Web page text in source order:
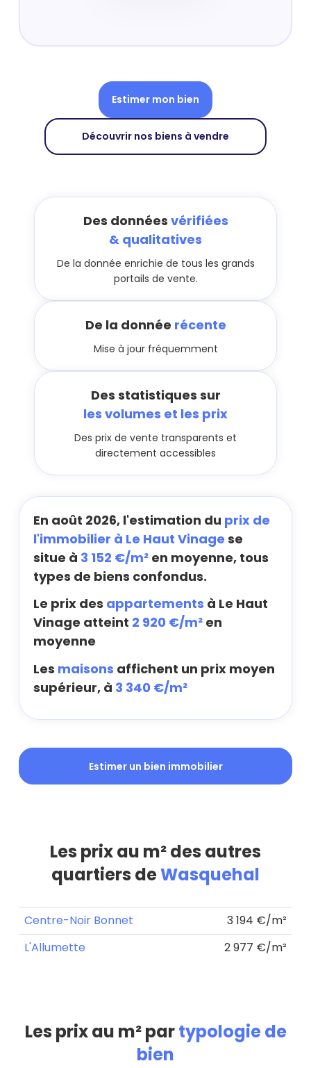
Estimer mon bien
Découvrir nos biens à vendre
Des données vérifiées
& qualitatives
De la donnée enrichie de tous les grands
portails de vente.
De la donnée récente
Mise à jour fréquemment
Des statistiques sur
les volumes et les prix
Des prix de vente transparents et
directement accessibles
En août 2026, l'estimation du prix de
l'immobilier à Le Haut Vinage se
situe à 3 152 €/m² en moyenne, tous
types de biens confondus.
Le prix des appartements à Le Haut
Vinage atteint 2 920 €/m² en
moyenne
Les maisons affichent un prix moyen
supérieur, à 3 340 €/m²
Estimer un bien immobilier
Les prix au m² des autres
quartiers deWasquehal
Centre-Noir Bonnet
3 194 €/m²
L'Allumette
2 977 €/m²
Les prix au m² partypologie de
bien